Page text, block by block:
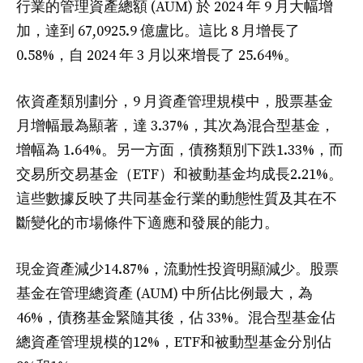
行業的管理資產總額 (AUM) 於 2024 年 9 月大幅增
加，達到 67,0925.9 億盧比。這比 8 月增長了
0.58%，自 2024 年 3 月以來增長了 25.64%。
依資產類別劃分，9 月資產管理規模中，股票基金
月增幅最為顯著，達 3.37%，其次為混合型基金，
增幅為 1.64%。另一方面，債務類別下跌1.33%，而
交易所交易基金（ETF）和被動基金均成長2.21%。
這些數據反映了共同基金行業的動態性質及其在不
斷變化的市場條件下適應和發展的能力。
現金資產減少14.87%，流動性投資明顯減少。股票
基金在管理總資產 (AUM) 中所佔比例最大，為
46%，債務基金緊隨其後，佔 33%。混合型基金佔
總資產管理規模的12%，ETF和被動型基金分別佔